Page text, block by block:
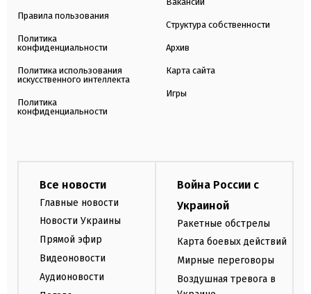
Правила пользования
Политика
конфиденциальности
Политика использования
искусственного интеллекта
Политика
конфиденциальности
Структура собственности
Архив
Карта сайта
Игры
Все новости
Главные новости
Новости Украины
Прямой эфир
Видеоновости
Аудионовости
Война России с
Украиной
Ракетные обстрелы
Карта боевых действий
Мирные переговоры
Воздушная тревога в